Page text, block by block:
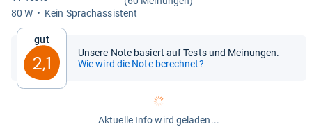
80 W
Kein Sprachas­sis­tent
Gut
2,1
Unsere Note basiert auf Tests und Meinungen.
Wie wird die Note berechnet?
Aktuelle Info wird geladen...